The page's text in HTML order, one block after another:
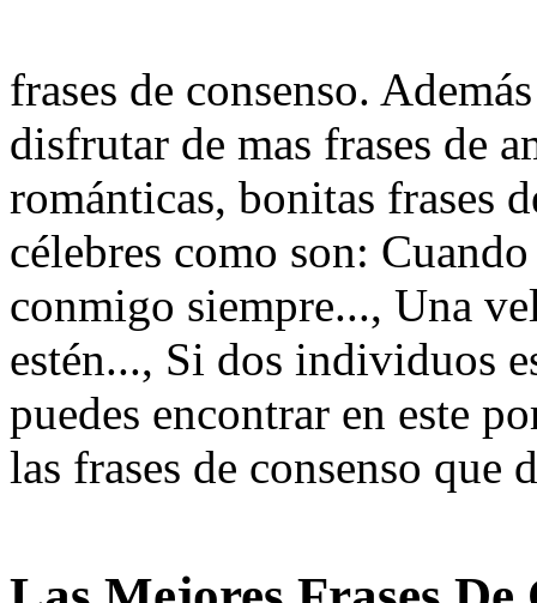
frases de consenso.
disfrutar de mas frases de
románticas, bonitas frases
célebres como son:
conmigo siempre..., Una
estén..., Si dos individuos
puedes encontrar en este
las frases de consenso que